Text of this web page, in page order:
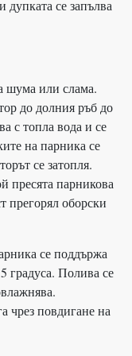
дупката се запълва
шума или слама.
до долния ръб до
с топла вода и се
на парника се
се затопля.
пресята парникова
прегорял оборски
се поддържа
градуса. Полива се
чрез повдигане на